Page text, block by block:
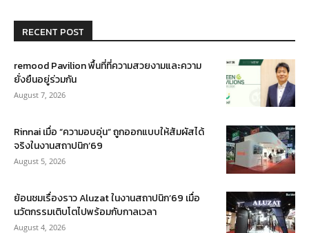
RECENT POST
remood Pavilion พื้นที่ที่ความสวยงามและความ
ยั่งยืนอยู่ร่วมกัน
August 7, 2026
Rinnai เมื่อ “ความอบอุ่น” ถูกออกแบบให้สัมผัสได้
จริงในงานสถาปนิก’69
August 5, 2026
ย้อนชมเรื่องราว Aluzat ในงานสถาปนิก’69 เมื่อ
นวัตกรรมเติบโตไปพร้อมกับกาลเวลา
August 4, 2026